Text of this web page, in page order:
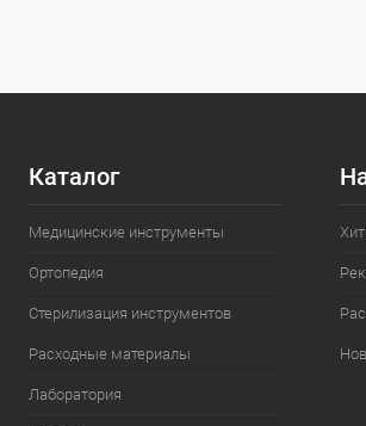
Каталог
Медицинские инструменты
Ортопедия
Стерилизация инструментов
Расходные материалы
Лаборатория